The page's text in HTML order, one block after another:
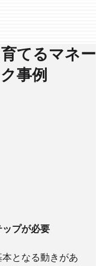
てるマネー
事例
プが必要
となる動きがあ